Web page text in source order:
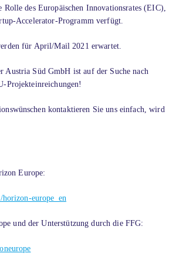
Rolle des Europäischen Innovationsrates (EIC),
Accelerator-Programm verfügt.
für April/Mail 2021 erwartet.
Süd GmbH ist auf der Suche nach
Projekteinreichungen!
kontaktieren Sie uns einfach, wird
Europe:
europe_en
und der Unterstützung durch die FFG: